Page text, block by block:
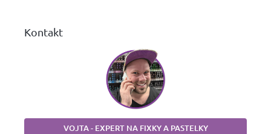
Kontakt
VOJTA - EXPERT NA FIXKY A PASTELKY